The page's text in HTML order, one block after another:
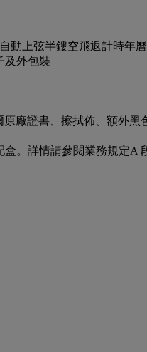
動上弦半鏤空飛返計時年
及外包裝
廠證書、擦拭佈、額外
。詳情請參閱業務規定A